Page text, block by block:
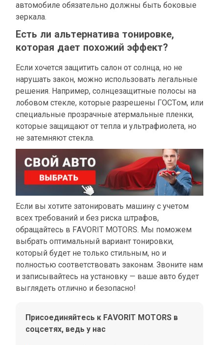
автомобиле обязательно должны быть боковые
зеркала.
Есть ли альтернатива тонировке,
которая дает похожий эффект?
Если хочется защитить салон от солнца, но не
нарушать закон, можно использовать легальные
решения. Например, солнцезащитные полосы на
лобовом стекле, которые разрешены ГОСТом, или
специальные прозрачные атермальные пленки,
которые защищают от тепла и ультрафиолета, но
не затемняют стекла.
Если вы хотите затонировать машину с учетом
всех требований и без риска штрафов,
обращайтесь в FAVORIT MOTORS. Мы поможем
выбрать оптимальный вариант тонировки,
который будет не только стильным, но и
полностью соответствовать законам. Звоните нам
и записывайтесь на установку — ваше авто будет
выглядеть отлично и безопасно!
Присоединяйтесь к FAVORIT MOTORS в
соцсетях, ведь у нас